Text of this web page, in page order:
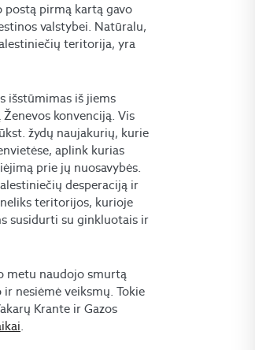
pirmą kartą gavo
valstybei. Natūralu,
teritorija, yra
išstūmimas iš jiems
konvenciją. Vis
žydų naujakurių, kurie
aplink kurias
prie jų nuosavybės.
desperaciją ir
teritorijos, kurioje
susidurti su ginkluotais ir
metu naudojo smurtą
nesiėmė veiksmų. Tokie
Krante ir Gazos